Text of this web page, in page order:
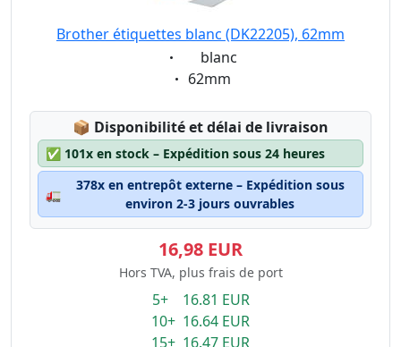
Brother étiquettes blanc (DK22205), 62mm
Eigenschaft:
blanc
Eigenschaft:
62mm
📦 Lagerstatus:
Disponibilité et délai de livraison
✅ 101x en stock – Expédition sous 24 heures
🚛
378x en entrepôt externe – Expédition sous
environ 2-3 jours ouvrables
16,98 EUR
Hors TVA, plus frais de port
5+ 16.81 EUR
10+ 16.64 EUR
15+ 16.47 EUR